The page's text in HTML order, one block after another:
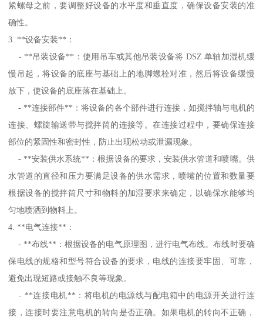
紧螺母之前，要调整好设备的水平度和垂直度，确保设备安装的准
确性。
3. **设备安装**：
- **吊装设备**：使用吊车或其他吊装设备将 DSZ 单轴加湿机缓
慢吊起，将设备的底座与基础上的地脚螺栓对准，然后将设备缓慢
放下，使设备的底座落在基础上。
- **连接部件**：将设备的各个部件进行连接，如搅拌轴与电机的
连接、螺旋输送带与搅拌筒的连接等。在连接过程中，要确保连接
部位的紧固性和密封性，防止出现松动或泄漏现象。
- **安装供水系统**：根据设备的要求，安装供水管道和喷嘴。供
水管道的直径和压力要满足设备的供水需求，喷嘴的位置和数量要
根据设备的搅拌筒尺寸和物料的加湿要求来确定，以确保水能够均
匀地喷洒到物料上。
4. **电气连接**：
- **布线**：根据设备的电气原理图，进行电气布线。布线时要确
保电线的规格和型号符合设备的要求，电线的连接要牢固、可靠，
避免出现短路或接触不良等现象。
- **连接电机**：将电机的电源线与配电箱中的电源开关进行连
接，连接时要注意电机的转向是否正确。如果电机的转向不正确，